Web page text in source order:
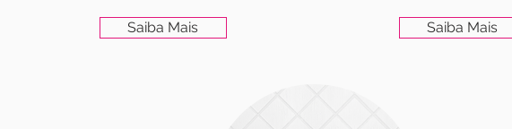
Saiba Mais Saiba Mais